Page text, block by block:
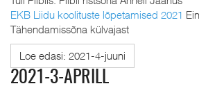
EKB Liidu koolituste lõpetamised 2021
Tähendamissõna külvajast
Loe edasi: 2021-4-juuni
2021-3-APRILL